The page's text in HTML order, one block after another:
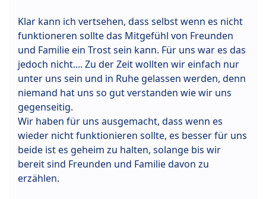
Klar kann ich vertsehen, dass selbst wenn es nicht
funktioneren sollte das Mitgefühl von Freunden
und Familie ein Trost sein kann. Für uns war es das
jedoch nicht.... Zu der Zeit wollten wir einfach nur
unter uns sein und in Ruhe gelassen werden, denn
niemand hat uns so gut verstanden wie wir uns
gegenseitig.
Wir haben für uns ausgemacht, dass wenn es
wieder nicht funktionieren sollte, es besser für uns
beide ist es geheim zu halten, solange bis wir
bereit sind Freunden und Familie davon zu
erzählen.